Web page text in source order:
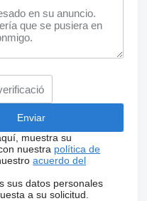
muestra su
nuestra política de
acuerdo del
sus datos personales
a su solicitud.